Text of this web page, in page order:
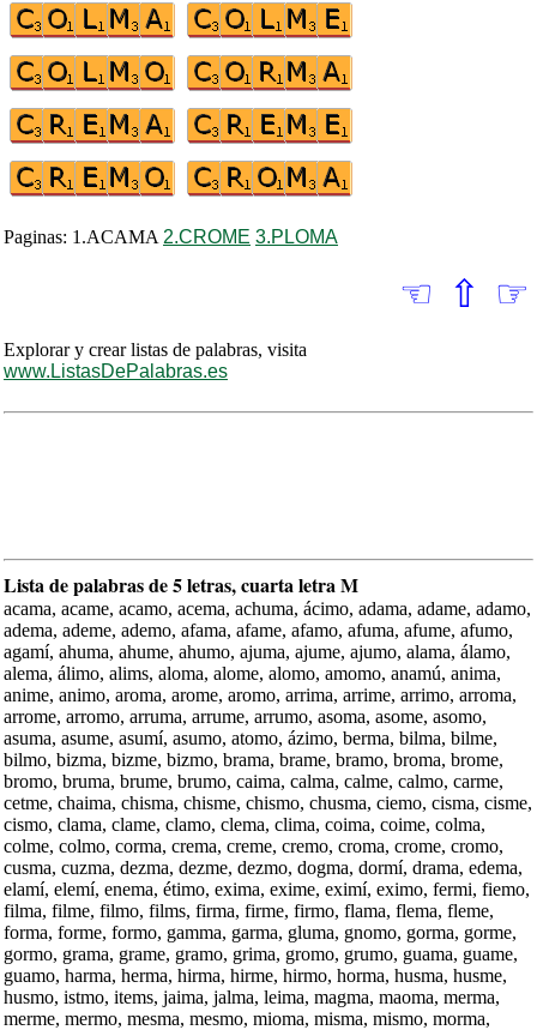
Paginas: 1.ACAMA 2.CROME 3.PLOMA
☜ ⇧ ☞
Explorar y crear listas de palabras, visita
www.ListasDePalabras.es
Lista de palabras de 5 letras, cuarta letra M
acama, acame, acamo, acema, achuma, ácimo, adama, adame, adamo,
adema, ademe, ademo, afama, afame, afamo, afuma, afume, afumo,
agamí, ahuma, ahume, ahumo, ajuma, ajume, ajumo, alama, álamo,
alema, álimo, alims, aloma, alome, alomo, amomo, anamú, anima,
anime, animo, aroma, arome, aromo, arrima, arrime, arrimo, arroma,
arrome, arromo, arruma, arrume, arrumo, asoma, asome, asomo,
asuma, asume, asumí, asumo, atomo, ázimo, berma, bilma, bilme,
bilmo, bizma, bizme, bizmo, brama, brame, bramo, broma, brome,
bromo, bruma, brume, brumo, caima, calma, calme, calmo, carme,
cetme, chaima, chisma, chisme, chismo, chusma, ciemo, cisma, cisme,
cismo, clama, clame, clamo, clema, clima, coima, coime, colma,
colme, colmo, corma, crema, creme, cremo, croma, crome, cromo,
cusma, cuzma, dezma, dezme, dezmo, dogma, dormí, drama, edema,
elamí, elemí, enema, étimo, exima, exime, eximí, eximo, fermi, fiemo,
filma, filme, filmo, films, firma, firme, firmo, flama, flema, fleme,
forma, forme, formo, gamma, garma, gluma, gnomo, gorma, gorme,
gormo, grama, grame, gramo, grima, gromo, grumo, guama, guame,
guamo, harma, herma, hirma, hirme, hirmo, horma, husma, husme,
husmo, istmo, items, jaima, jalma, leima, magma, maoma, merma,
merme, mermo, mesma, mesmo, mioma, misma, mismo, morma,